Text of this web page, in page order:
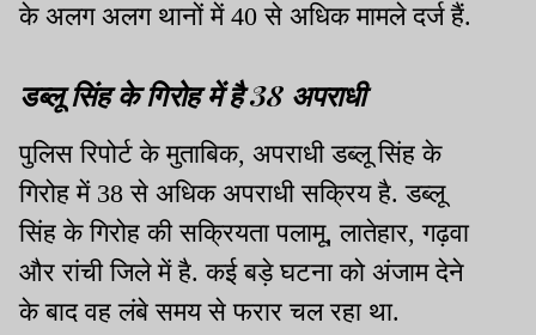
के अलग अलग थानों में 40 से अधिक मामले दर्ज हैं.
डब्लू सिंह के गिरोह में है 38 अपराधी
पुलिस रिपोर्ट के मुताबिक, अपराधी डब्लू सिंह के
गिरोह में 38 से अधिक अपराधी सक्रिय है. डब्लू
सिंह के गिरोह की सक्रियता पलामू, लातेहार, गढ़वा
और रांची जिले में है. कई बड़े घटना को अंजाम देने
के बाद वह लंबे समय से फरार चल रहा था.